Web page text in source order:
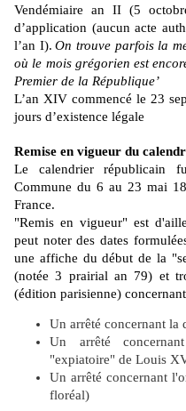
Vendémiaire an II (5
d’application (aucun acte
l’an I). On trouve parfois la
où le mois grégorien est
Premier de la République’
L’an XIV commencé le 23
jours d’existence légale
Remise en vigueur du
Le calendrier républicain
Commune du 6 au 23 mai
France.
"Remis en vigueur" est
peut noter des dates
une affiche du début de la
(notée 3 prairial an 79) et
(édition parisienne)
Un arrêté concernant la
Un arrêté
"expiatoire" de Louis
Un arrêté concernant
floréal)